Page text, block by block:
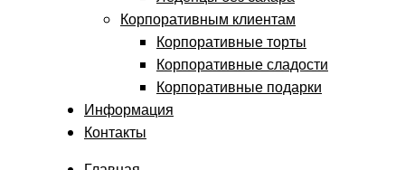
Корпоративным клиентам
Корпоративные торты
Корпоративные сладости
Корпоративные подарки
Информация
Контакты